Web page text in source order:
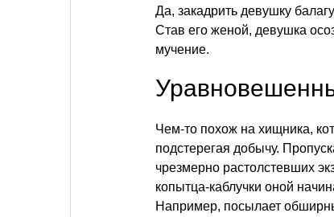
Да, закадрить девушку
Став его женой, девушка
мучение.
Чем-то похож на хищника,
подстерегая добычу.
чрезмерно растолстевших
копытца-каблучки оной
Например, посылает